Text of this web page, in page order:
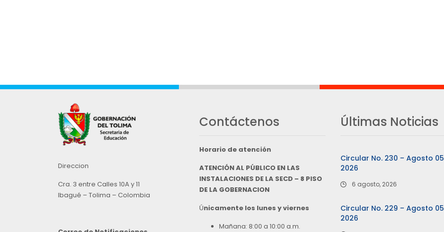
Direccion
Cra. 3 entre Calles 10A y 11
Ibagué – Tolima – Colombia
Contáctenos
Horario de atención
ATENCIÓN AL PÚBLICO EN LAS
INSTALACIONES DE LA SECD – 8 PISO
DE LA GOBERNACION
Únicamente los lunes y viernes
Mañana: 8:00 a 10:00 a.m.
Últimas Noticias
Circular No. 230 – Agosto
2026
6 agosto, 2026
Circular No. 229 – Agosto
2026